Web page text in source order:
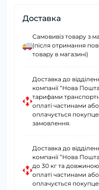
Доставка
Самовивіз товару з
(після отримання
товару в магазині)
Доставка до
компанії “Нова
тарифами
оплаті частинами
оплачується
замовлення.
Доставка до
компанії “Нова
до 30 кг та
оплаті частинами
оплачується